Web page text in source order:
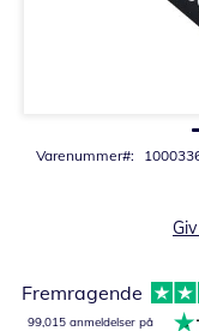
Varenummer
Fremragende
99,015 anmeldelser på